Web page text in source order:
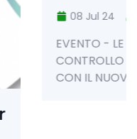
Eventi
DI PROGETTAZIONE
DEGLI APPALTI